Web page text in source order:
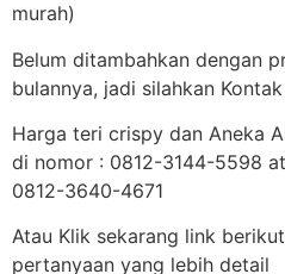
murah)
Belum ditambahkan dengan
bulannya, jadi silahkan
Harga teri crispy dan Aneka
di nomor : 0812-3144-5598
0812-3640-4671
Atau Klik sekarang link
pertanyaan yang lebih detail